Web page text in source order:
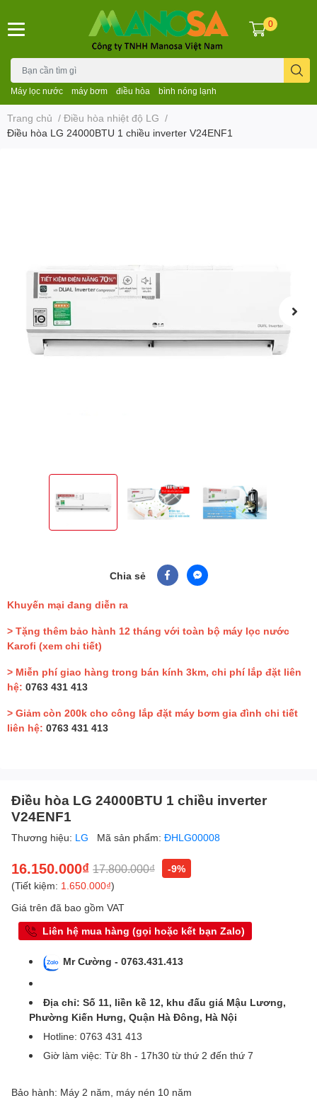
Máy lọc nước máy bơm điều hòa bình nóng lạnh
0
Trang chủ / Điều hòa nhiệt độ LG /
Điều hòa LG 24000BTU 1 chiều inverter V24ENF1
Chia sẻ
Khuyến mại đang diễn ra
> Tặng thêm bảo hành 12 tháng với toàn bộ máy lọc nước
Karofi (xem chi tiết)
> Miễn phí giao hàng trong bán kính 3km, chi phí lắp đặt liên
hệ: 0763 431 413
> Giảm còn 200k cho công lắp đặt máy bơm gia đình chi tiết
liên hệ: 0763 431 413
Điều hòa LG 24000BTU 1 chiều inverter
V24ENF1
Thương hiệu: LG Mã sản phẩm: ĐHLG00008
16.150.000₫ 17.800.000₫
-9%
(Tiết kiệm: 1.650.000₫)
Giá trên đã bao gồm VAT
Liên hệ mua hàng (gọi hoặc kết bạn Zalo)
Mr Cường - 0763.431.413
Địa chỉ: Số 11, liền kề 12, khu đấu giá Mậu Lương,
Phường Kiến Hưng, Quận Hà Đông, Hà Nội
Hotline: 0763 431 413
Giờ làm việc: Từ 8h - 17h30 từ thứ 2 đến thứ 7
Bảo hành: Máy 2 năm, máy nén 10 năm